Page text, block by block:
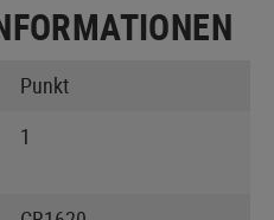
Punkt
1